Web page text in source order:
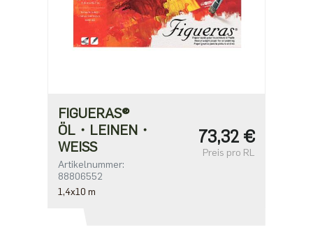
FIGUERAS®
ÖL・LEINEN・
WEISS
Artikelnummer:
88806552
1,4x10 m
73,32 €
Preis pro RL